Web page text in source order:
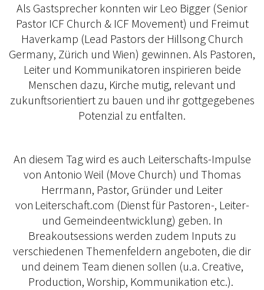
Als Gastsprecher konnten wir Leo Bigger (Senior
Pastor ICF Church & ICF Movement) und Freimut
Haverkamp (Lead Pastors der Hillsong Church
Germany, Zürich und Wien) gewinnen. Als Pastoren,
Leiter und Kommunikatoren inspirieren beide
Menschen dazu, Kirche mutig, relevant und
zukunftsorientiert zu bauen und ihr gottgegebenes
Potenzial zu entfalten.
An diesem Tag wird es auch Leiterschafts-Impulse
von Antonio Weil (Move Church) und Thomas
Herrmann, Pastor, Gründer und Leiter
von Leiterschaft.com (Dienst für Pastoren-, Leiter-
und Gemeindeentwicklung) geben. In
Breakoutsessions werden zudem Inputs zu
verschiedenen Themenfeldern angeboten, die dir
und deinem Team dienen sollen (u.a. Creative,
Production, Worship, Kommunikation etc.).